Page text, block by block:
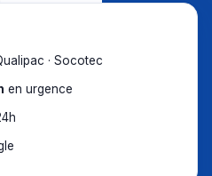
· Socotec
en urgence